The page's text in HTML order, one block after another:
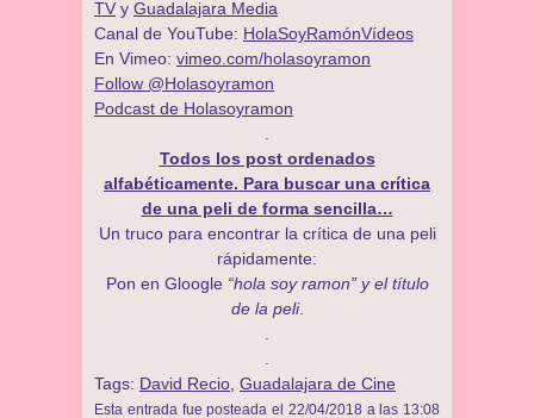
TV y Guadalajara Media
Canal de YouTube: HolaSoyRamónVídeos
En Vimeo: vimeo.com/holasoyramon
Follow @Holasoyramon
Podcast de Holasoyramon
Todos los post ordenados
alfabéticamente. Para buscar una crítica
de una peli de forma sencilla…
Un truco para encontrar la crítica de una peli
rápidamente:
Pon en Gloogle “hola soy ramon” y el título
de la peli.
Tags: David Recio Guadalajara de Cine
Esta entrada fue posteada el 22/04/2018 a las 13:08